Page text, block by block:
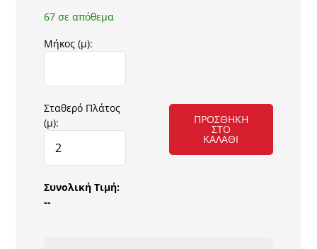
67 σε απόθεμα
Μήκος (μ):
Σταθερό Πλάτος
(μ):
Συνολική Τιμή:
--
SKOPELOS
ΠΡΟΣΘΉΚΗ
ΣΤΟ
ΚΑΛΆΘΙ